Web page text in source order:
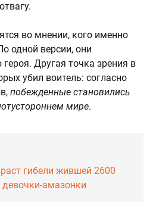
во мнении, кого именно
одной версии, они
Другая точка зрения в
убил воитель: согласно
побежденные становились
мире.
гибели жившей 2600
амазонки